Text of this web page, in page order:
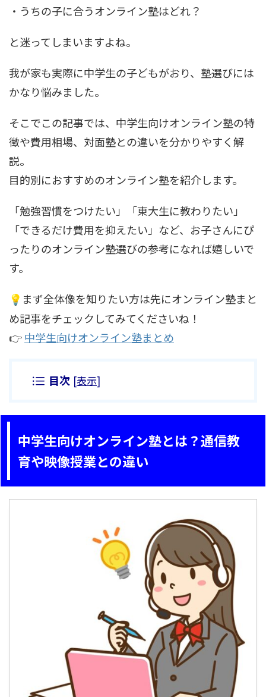
・うちの子に合うオンライン塾はどれ？
と迷ってしまいますよね。
我が家も実際に中学生の子どもがおり、塾選びには
かなり悩みました。
そこでこの記事では、中学生向けオンライン塾の特
徴や費用相場、対面塾との違いを分かりやすく解
説。
目的別におすすめのオンライン塾を紹介します。
「勉強習慣をつけたい」「東大生に教わりたい」
「できるだけ費用を抑えたい」など、お子さんにぴ
ったりのオンライン塾選びの参考になれば嬉しいで
す。
💡 まず全体像を知りたい方は先にオンライン塾まと
め記事をチェックしてみてくださいね！
👉中学生向けオンライン塾まとめ
目次 [表示]
中学生向けオンライン塾とは？通信教
育や映像授業との違い